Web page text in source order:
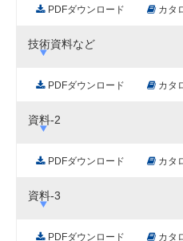
PDFダウンロード カタ
技術資料など
PDFダウンロード カタ
資料-2
PDFダウンロード カタ
資料-3
PDFダウンロード カタ